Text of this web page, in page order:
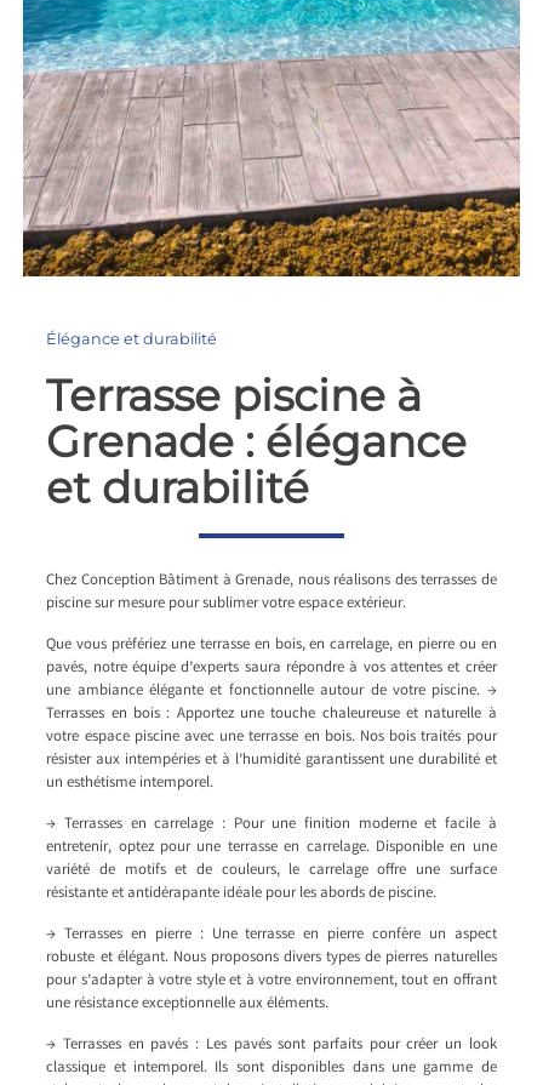
Élégance et durabilité
Terrasse piscine à
Grenade : élégance
et durabilité
Chez Conception Bâtiment à Grenade, nous réalisons des terrasses de
piscine sur mesure pour sublimer votre espace extérieur.
Que vous préfériez une terrasse en bois, en carrelage, en pierre ou en
pavés, notre équipe d’experts saura répondre à vos attentes et créer
une ambiance élégante et fonctionnelle autour de votre piscine. →
Terrasses en bois : Apportez une touche chaleureuse et naturelle à
votre espace piscine avec une terrasse en bois. Nos bois traités pour
résister aux intempéries et à l’humidité garantissent une durabilité et
un esthétisme intemporel.
→ Terrasses en carrelage : Pour une finition moderne et facile à
entretenir, optez pour une terrasse en carrelage. Disponible en une
variété de motifs et de couleurs, le carrelage offre une surface
résistante et antidérapante idéale pour les abords de piscine.
→ Terrasses en pierre : Une terrasse en pierre confère un aspect
robuste et élégant. Nous proposons divers types de pierres naturelles
pour s’adapter à votre style et à votre environnement, tout en offrant
une résistance exceptionnelle aux éléments.
→ Terrasses en pavés : Les pavés sont parfaits pour créer un look
classique et intemporel. Ils sont disponibles dans une gamme de